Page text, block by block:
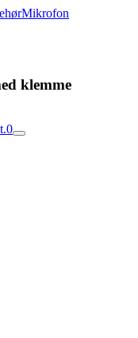
Mikrofon
klemme
0